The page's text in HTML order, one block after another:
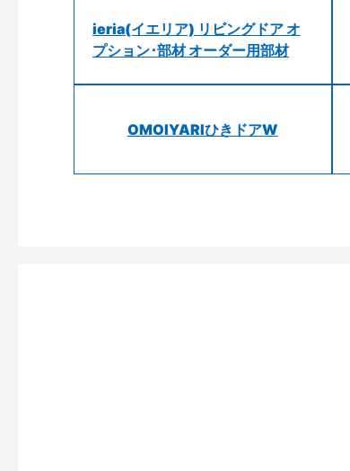
ieria(イエリア) リビングドア オ
プション･部材 オーダー用部材
OMOIYARIひきドアW